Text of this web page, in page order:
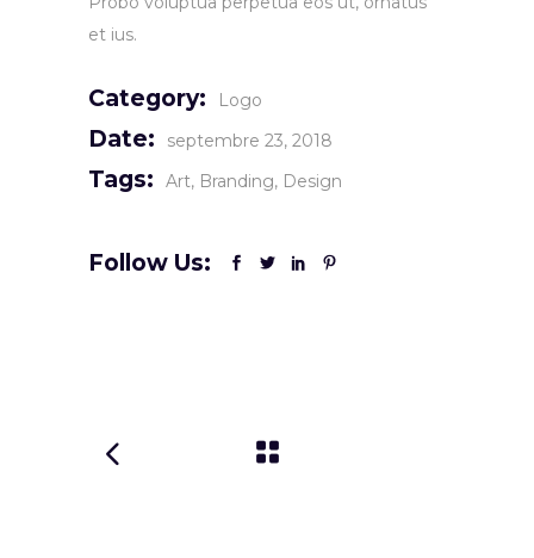
et ius.
Category: Logo
Date: septembre 23, 2018
Tags: Art Branding Design
Follow Us: